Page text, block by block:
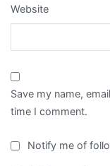
Website
Save my name,
time I comment.
Notify me of